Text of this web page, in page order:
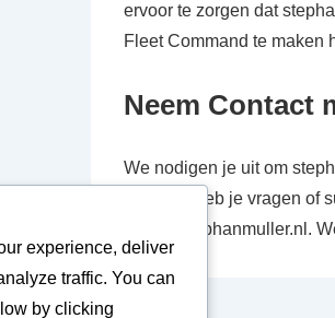
ervoor te zorgen dat
Fleet Command te maken
Neem Contact
We nodigen je uit om
hebben. Heb je vragen of
hello@stephanmuller.nl .
experience, deliver
traffic. You can
by clicking